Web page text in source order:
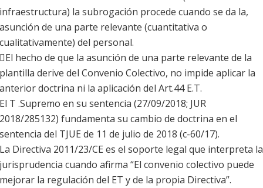
infraestructura) la subrogación procede cuando se da la,
asunción de una parte relevante (cuantitativa o
cualitativamente) del personal.
El hecho de que la asunción de una parte relevante de la
plantilla derive del Convenio Colectivo, no impide aplicar la
anterior doctrina ni la aplicación del Art.44 E.T.
El T .Supremo en su sentencia (27/09/2018; JUR
2018/285132) fundamenta su cambio de doctrina en el
sentencia del TJUE de 11 de julio de 2018 (c-60/17).
La Directiva 2011/23/CE es el soporte legal que interpreta la
jurisprudencia cuando afirma “El convenio colectivo puede
mejorar la regulación del ET y de la propia Directiva”.